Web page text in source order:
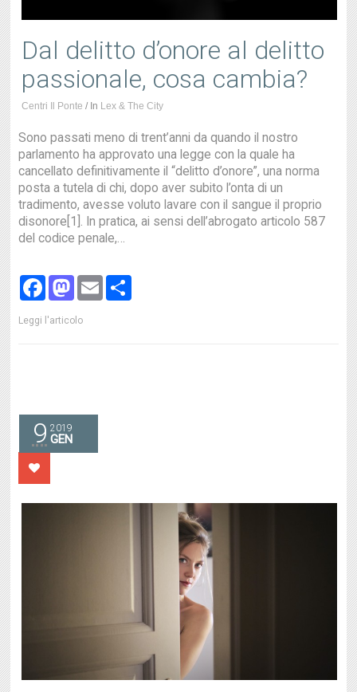
Dal delitto d’onore al delitto
passionale, cosa cambia?
Centri Il Ponte / In Lex & The City
Sono passati meno di trent’anni da quando il nostro
parlamento ha approvato una legge con la quale ha
cancellato definitivamente il “delitto d’onore”, una norma
posta a tutela di chi, dopo aver subito l’onta di un
tradimento, avesse voluto lavare con il sangue il proprio
disonore[1]. In pratica, ai sensi dell’abrogato articolo 587
del codice penale,…
Facebook
Mastodon
Email
Leggi l'articolo
9 2019
GEN